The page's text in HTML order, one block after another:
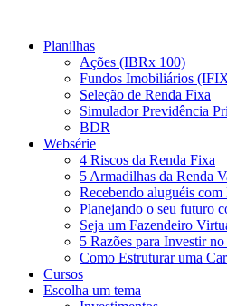
Planilhas
Ações (IBRx 100)
Fundos Imobiliários
Seleção de Renda Fixa
Simulador Previdência
BDR
Websérie
4 Riscos da Renda Fixa
5 Armadilhas da Renda
Recebendo aluguéis com
Planejando o seu futuro
Seja um Fazendeiro
5 Razões para Investir
Como Estruturar uma
Cursos
Escolha um tema